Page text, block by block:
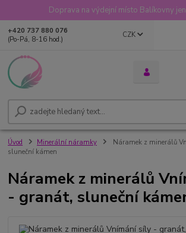
Doprava na výdejní místo Balíkovny
CZK
+420 737 880 076
(Po-Pá, 8-16 hod.)
Úvod Minerální náramky
Náramek z minerálů
sluneční kámen
Náramek z minerálů
- granát, sluneční